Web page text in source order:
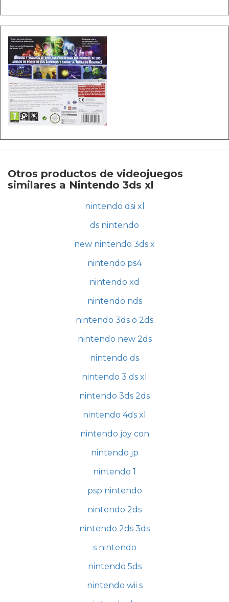
Otros productos de videojuegos
similares a Nintendo 3ds xl
nintendo dsi xl
ds nintendo
new nintendo 3ds x
nintendo ps4
nintendo xd
nintendo nds
nintendo 3ds o 2ds
nintendo new 2ds
nintendo ds
nintendo 3 ds xl
nintendo 3ds 2ds
nintendo 4ds xl
nintendo joy con
nintendo jp
nintendo 1
psp nintendo
nintendo 2ds
nintendo 2ds 3ds
s nintendo
nintendo 5ds
nintendo wii s